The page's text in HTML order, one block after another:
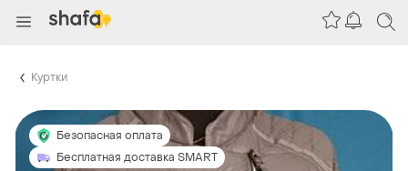
Куртки
Безопасная оплата
Бесплатная доставка SMART